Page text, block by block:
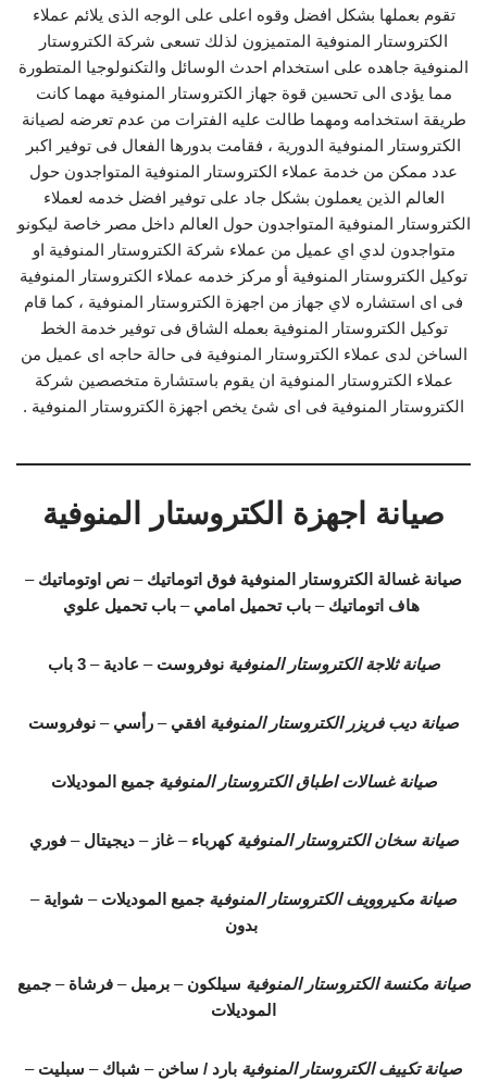
تقوم بعملها بشكل افضل وقوه اعلى على الوجه الذى يلائم عملاء
الكتروستار المنوفية المتميزون لذلك تسعى شركة الكتروستار
المنوفية جاهده على استخدام احدث الوسائل والتكنولوجيا المتطورة
مما يؤدى الى تحسين قوة جهاز الكتروستار المنوفية مهما كانت
طريقة استخدامه ومهما طالت عليه الفترات من عدم تعرضه لصيانة
الكتروستار المنوفية الدورية ، فقامت بدورها الفعال فى توفير اكبر
عدد ممكن من خدمة عملاء الكتروستار المنوفية المتواجدون حول
العالم الذين يعملون بشكل جاد على توفير افضل خدمه لعملاء
الكتروستار المنوفية المتواجدون حول العالم داخل مصر خاصة ليكونو
متواجدون لدي اي عميل من عملاء شركة الكتروستار المنوفية او
توكيل الكتروستار المنوفية أو مركز خدمه عملاء الكتروستار المنوفية
فى اى استشاره لاي جهاز من اجهزة الكتروستار المنوفية ، كما قام
توكيل الكتروستار المنوفية بعمله الشاق فى توفير خدمة الخط
الساخن لدى عملاء الكتروستار المنوفية فى حالة حاجه اى عميل من
عملاء الكتروستار المنوفية ان يقوم باستشارة متخصصين شركة
الكتروستار المنوفية فى اى شئ يخص اجهزة الكتروستار المنوفية .
صيانة اجهزة الكتروستار المنوفية
صيانة غسالة الكتروستار المنوفية فوق اتوماتيك – نص اوتوماتيك –
هاف اتوماتيك – باب تحميل امامي – باب تحميل علوي
صيانة ثلاجة الكتروستار المنوفية نوفروست – عادية –3 باب
صيانة ديب فريزر الكتروستار المنوفية افقي – رأسي – نوفروست
صيانة غسالات اطباق الكتروستار المنوفية جميع الموديلات
صيانة سخان الكتروستار المنوفية كهرباء –غاز –ديجيتال –فوري
صيانة مكيروويف الكتروستار المنوفية جميع الموديلات – شواية –
بدون
صيانة مكنسة الكتروستار المنوفية سيلكون –برميل –فرشاة –جميع
الموديلات
صيانة تكييف الكتروستار المنوفية بارد / ساخن – شباك – سبليت –